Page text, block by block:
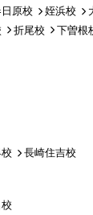
原校 姪浜校
折尾校 下曽根
長崎住吉校